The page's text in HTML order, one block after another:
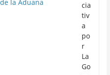
cia
tiv
a
po
r
La
Go